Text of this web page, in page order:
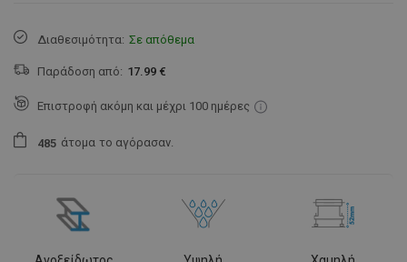
Διαθεσιμότητα: Σε απόθεμα
Παράδοση από: 17.99 €
Επιστροφή ακόμη και μέχρι 100 ημέρες
485 άτομα το αγόρασαν.